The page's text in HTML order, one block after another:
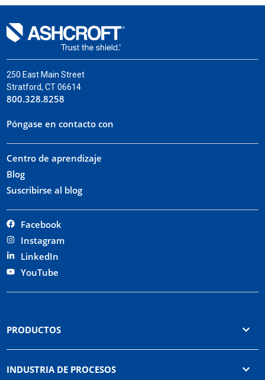
250 East Main Street
Stratford, CT 06614
800.328.8258
Póngase en contacto con
Centro de aprendizaje
Blog
Suscribirse al blog
Facebook
Instagram
LinkedIn
YouTube
PRODUCTOS
INDUSTRIA DE PROCESOS